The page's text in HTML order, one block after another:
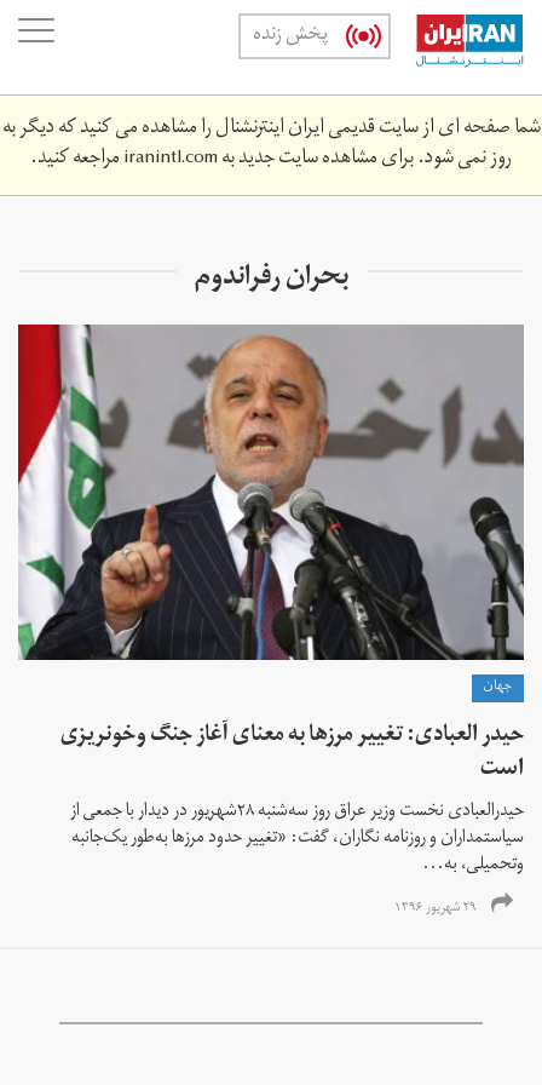
Skip
main
content
پخش زنده
شما صفحه ای از سایت قدیمی ایران اینترنشنال را مشاهده می کنید که دیگر به
روز نمی شود. برای مشاهده سایت جدید بهiranintl.comمراجعه کنید.
بحران رفراندوم
جهان
حیدر العبادی: تغییر مرزها به معنای آغاز جنگ وخونریزی
است
حیدرالعبادی نخست وزیر عراق روز سه‌شنبه ۲۸شهریور در دیدار با جمعی از
سیاستمداران و روزنامه نگاران، گفت: «تغییر حدود مرزها به‌طور یک‌جانبه
وتحمیلی، به...
۲۹ شهریور ۱۳۹۶